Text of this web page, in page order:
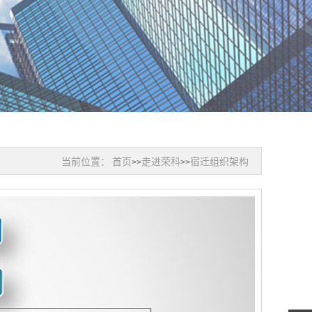
当前位置： 首页>>走进荣科>>宿迁组织架构